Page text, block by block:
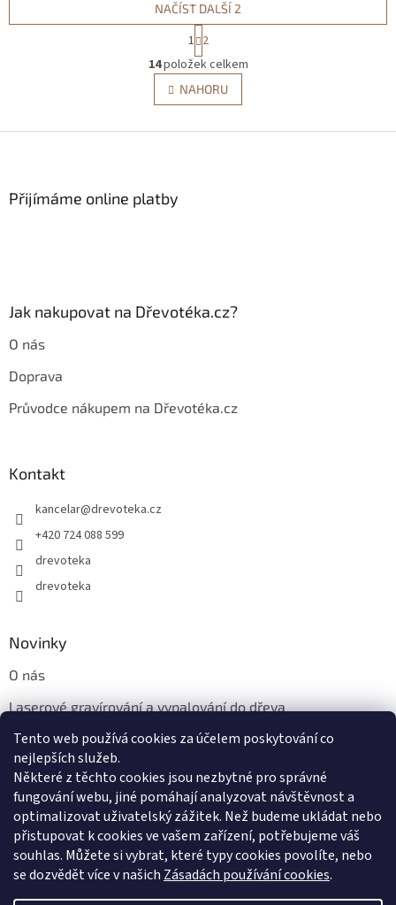
Tento web používá cookies za účelem poskytování co
nejlepších služeb.
Některé z těchto cookies jsou nezbytné pro správné
fungování webu, jiné pomáhají analyzovat návštěvnost a
optimalizovat uživatelský zážitek. Než budeme ukládat nebo
přistupovat k cookies ve vašem zařízení, potřebujeme váš
souhlas. Můžete si vybrat, které typy cookies povolíte, nebo
se dozvědět více v našich Zásadách používání cookies.
O
v
l
á
p
NAČÍST DALŠÍ 2
S
t
r
á
n
k
v
1 2
14položek celkem
NAHORU
Přijímáme online platby
Jak nakupovat na Dřevotéka.cz?
O nás
Doprava
Průvodce nákupem na Dřevotéka.cz
Kontakt
kancelar@drevoteka.cz
+420 724 088 599
drevoteka
drevoteka
Novinky
O nás
Laserové gravírování a vypalování do dřeva
Proč jíst z přírodních dřevěných talířů: Ekologická a Stylová
Volba